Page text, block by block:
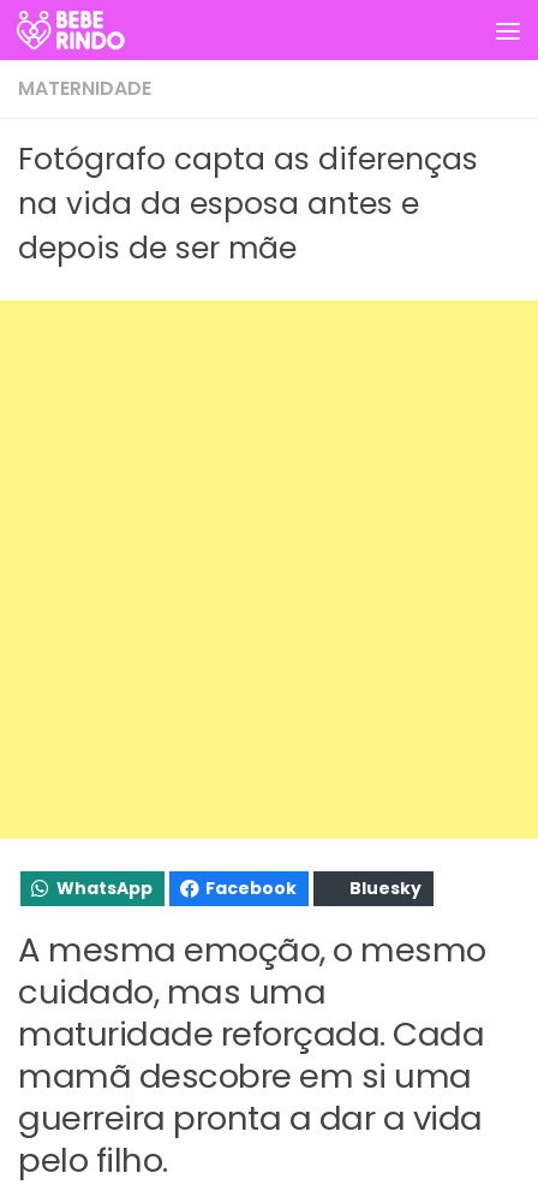
Skip to content
MATERNIDADE
Fotógrafo capta as diferenças
na vida da esposa antes e
depois de ser mãe
WhatsApp Facebook Bluesky
A mesma emoção, o mesmo
cuidado, mas uma
maturidade reforçada. Cada
mamã descobre em si uma
guerreira pronta a dar a vida
pelo filho.